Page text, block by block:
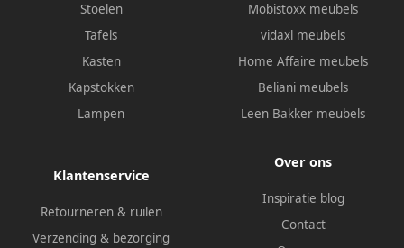
Stoelen
Tafels
Kasten
Kapstokken
Lampen
Mobistoxx meubels
vidaxl meubels
Home Affaire meubels
Beliani meubels
Leen Bakker meubels
Klantenservice
Retourneren & ruilen
Verzending & bezorging
Over ons
Inspiratie blog
Contact